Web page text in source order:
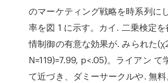
のマーケティング戦略を時系列に
率を図 1 に示す。カイ. 二乗検定
情制御の有意な効果が. みられた
N=119)=7.99, p<.05)。ライアン て
て近づき、ダミーサークルや. 無料